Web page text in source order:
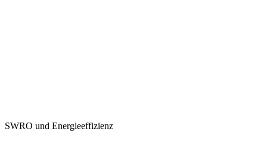
SWRO und Energieeffizienz